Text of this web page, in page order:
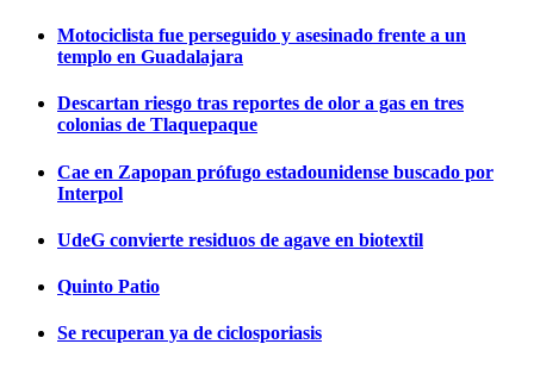
Motociclista fue perseguido y asesinado frente a un
templo en Guadalajara
Descartan riesgo tras reportes de olor a gas en tres
colonias de Tlaquepaque
Cae en Zapopan prófugo estadounidense buscado por
Interpol
UdeG convierte residuos de agave en biotextil
Quinto Patio
Se recuperan ya de ciclosporiasis